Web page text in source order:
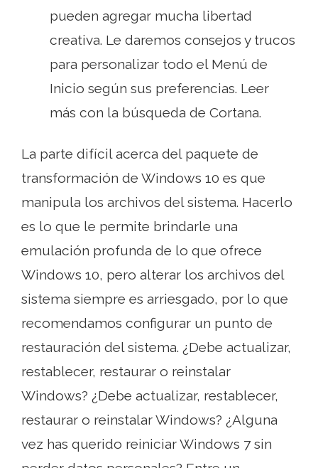
pueden agregar mucha libertad
creativa. Le daremos consejos y trucos
para personalizar todo el Menú de
Inicio según sus preferencias. Leer
más con la búsqueda de Cortana.
La parte difícil acerca del paquete de
transformación de Windows 10 es que
manipula los archivos del sistema. Hacerlo
es lo que le permite brindarle una
emulación profunda de lo que ofrece
Windows 10, pero alterar los archivos del
sistema siempre es arriesgado, por lo que
recomendamos configurar un punto de
restauración del sistema. ¿Debe actualizar,
restablecer, restaurar o reinstalar
Windows? ¿Debe actualizar, restablecer,
restaurar o reinstalar Windows? ¿Alguna
vez has querido reiniciar Windows 7 sin